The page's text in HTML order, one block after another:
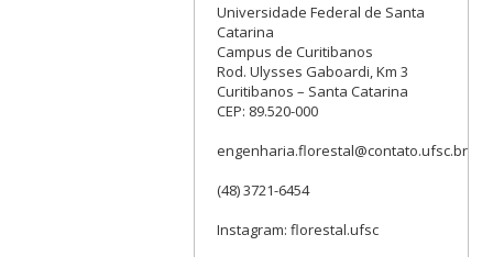
Universidade Federal de Santa
Catarina
Campus de Curitibanos
Rod. Ulysses Gaboardi, Km 3
Curitibanos – Santa Catarina
CEP: 89.520-000
engenharia.florestal@contato.ufsc.br
(48) 3721-6454
Instagram: florestal.ufsc